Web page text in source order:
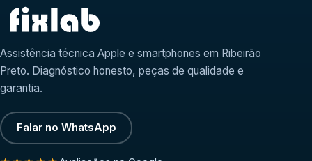
Assistência técnica Apple e smartphones em Ribeirão
Preto. Diagnóstico honesto, peças de qualidade e
garantia.
Falar no WhatsApp